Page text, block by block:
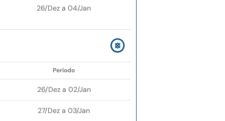
26/Dez a 04/Jan
Período
26/Dez a 02/Jan
27/Dez a 03/Jan